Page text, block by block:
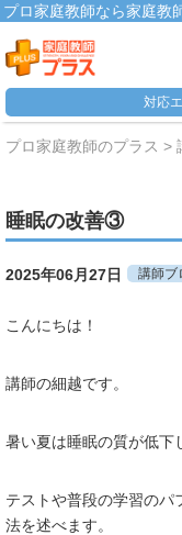
プロ家庭教師なら家庭教
対応
プロ家庭教師のプラス
睡眠の改善③
2025年06月27日 講師ブ
こんにちは！
講師の細越です。
暑い夏は睡眠の質が低下
テストや普段の学習のパ
法を述べます。